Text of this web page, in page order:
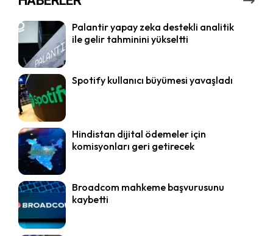
Palantir yapay zeka destekli analitik
ile gelir tahminini yükseltti
Spotify kullanıcı büyümesi yavaşladı
Hindistan dijital ödemeler için
komisyonları geri getirecek
Broadcom mahkeme başvurusunu
kaybetti